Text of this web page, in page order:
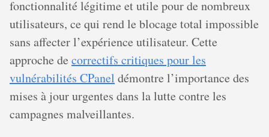
fonctionnalité légitime et utile pour de nombreux
utilisateurs, ce qui rend le blocage total impossible
sans affecter l’expérience utilisateur. Cette
approche de correctifs critiques pour les
vulnérabilités CPanel démontre l’importance des
mises à jour urgentes dans la lutte contre les
campagnes malveillantes.